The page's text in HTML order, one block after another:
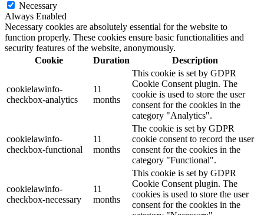
Necessary
Always Enabled
Necessary cookies are absolutely essential for the website to
function properly. These cookies ensure basic functionalities and
security features of the website, anonymously.
Cookie
Duration Description
cookielawinfo-
checkbox-analytics
11
months
This cookie is set by GDPR
Cookie Consent plugin. The
cookie is used to store the user
consent for the cookies in the
category "Analytics".
cookielawinfo-
checkbox-functional
11
months
The cookie is set by GDPR
cookie consent to record the user
consent for the cookies in the
category "Functional".
cookielawinfo-
checkbox-necessary
11
months
This cookie is set by GDPR
Cookie Consent plugin. The
cookies is used to store the user
consent for the cookies in the